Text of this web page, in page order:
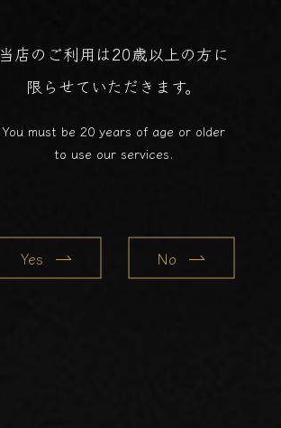
当店のご利用は20歳以上の方に
限らせていただきます。
You must be 20 years of age or older
to use our services.
Yes No